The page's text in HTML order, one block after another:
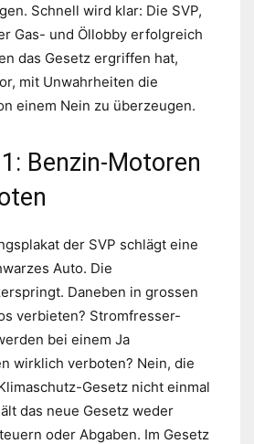
Schnell wird klar: Die SVP,
Gas- und Öllobby erfolgreich
das Gesetz ergriffen hat,
mit Unwahrheiten die
einem Nein zu überzeugen.
Benzin-Motoren
der SVP schlägt eine
Auto. Die
Daneben in grossen
verbieten? Stromfresser-
bei einem Ja
wirklich verboten? Nein, die
Gesetz nicht einmal
das neue Gesetz weder
oder Abgaben. Im Gesetz